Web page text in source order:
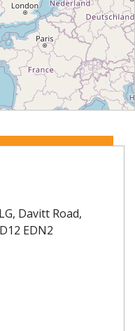
Davitt Road,
EDN2